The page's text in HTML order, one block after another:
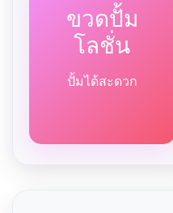
ขวดปั้ม
โลชั่น
ปั้มได้สะดวก